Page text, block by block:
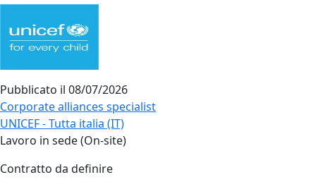
Pubblicato il 08/07/2026
Corporate alliances specialist
UNICEF - Tutta italia (IT)
Lavoro in sede (On-site)
Contratto da definire